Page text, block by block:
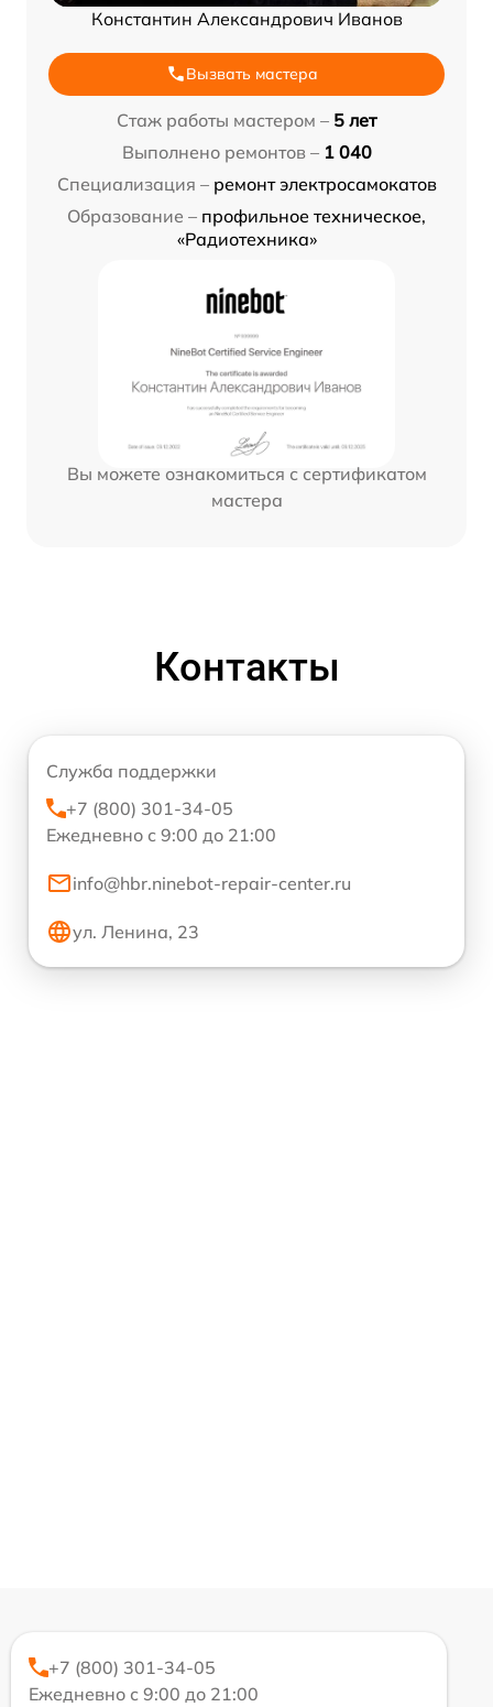
Константин Александрович Иванов
Вызвать мастера
Стаж работы мастером – 5 лет
Выполнено ремонтов – 1 040
Специализация – ремонт электросамокатов
Образование – профильное техническое,
«Радиотехника»
Вы можете ознакомиться с сертификатом
мастера
Контакты
Служба поддержки
+7 (800) 301-34-05
Ежедневно с 9:00 до 21:00
info@hbr.ninebot-repair-center.ru
ул. Ленина, 23
+7 (800) 301-34-05
Ежедневно с 9:00 до 21:00